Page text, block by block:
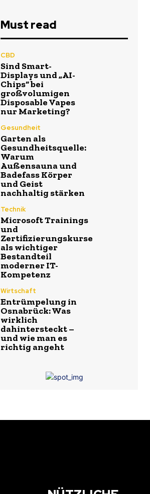
Must read
CBD
Sind Smart-
Displays und „AI-
Chips“ bei
großvolumigen
Disposable Vapes
nur Marketing?
Gesundheit
Garten als
Gesundheitsquelle:
Warum
Außensauna und
Badefass Körper
und Geist
nachhaltig stärken
Technik
Microsoft Trainings
und
Zertifizierungskurse
als wichtiger
Bestandteil
moderner IT-
Kompetenz
Wirtschaft
Entrümpelung in
Osnabrück: Was
wirklich
dahintersteckt –
und wie man es
richtig angeht